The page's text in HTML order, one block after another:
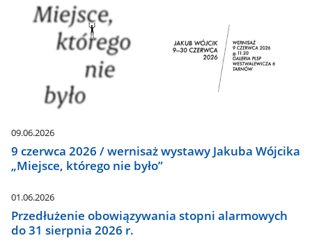
09.06.2026
9 czerwca 2026 / wernisaż wystawy Jakuba Wójcika
„Miejsce, którego nie było”
01.06.2026
Przedłużenie obowiązywania stopni alarmowych
do 31 sierpnia 2026 r.